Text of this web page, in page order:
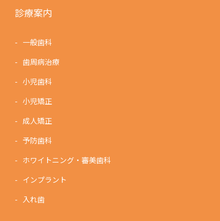
診療案内
一般歯科
歯周病治療
小児歯科
小児矯正
成人矯正
予防歯科
ホワイトニング・審美歯科
インプラント
入れ歯